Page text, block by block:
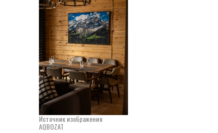
Источник изображения
AQBOZAT